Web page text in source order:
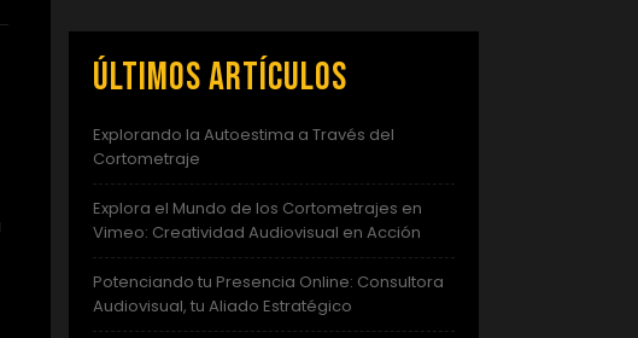
Últimos artículos
Explorando la Autoestima a Través del
Cortometraje
Explora el Mundo de los Cortometrajes en
Vimeo: Creatividad Audiovisual en Acción
Potenciando tu Presencia Online: Consultora
Audiovisual, tu Aliado Estratégico